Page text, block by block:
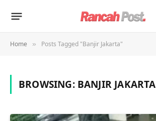
Home » Posts Tagged "Banjir Jakarta"
BROWSING: BANJIR JAKARTA